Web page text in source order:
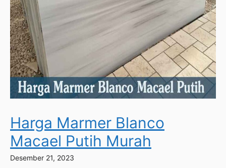
Harga Marmer Blanco
Macael Putih Murah
Desember 21, 2023